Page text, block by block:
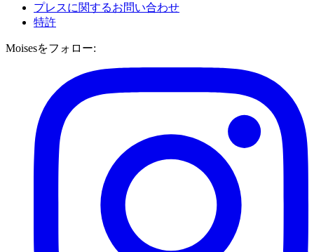
プレスに関するお問い合わせ
特許
Moisesをフォロー: